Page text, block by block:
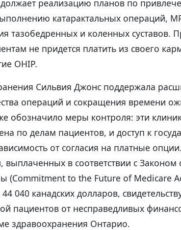
реализацию планов по
катарактальных операций,
тазобедренных и коленных суставов.
не придется платить из своего
OHIP.
Сильвия Джонс поддержала
операций и сокращения времени
обозначило меры контроля: эти
по делам пациентов, и доступ к
от согласия на платные
в соответствии с Законом
(Commitment to the Future of Medicare
040 канадских долларов,
пациентов от несправедливых
здравоохранения Онтарио.